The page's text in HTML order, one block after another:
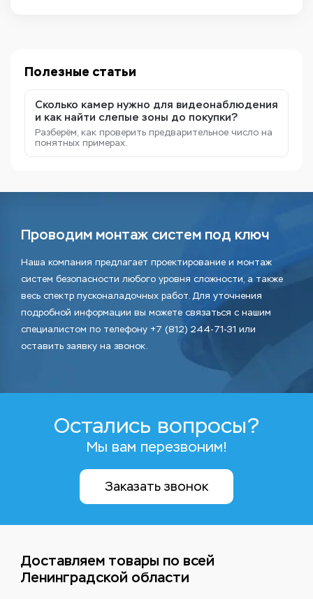
Полезные статьи
Сколько камер нужно для видеонаблюдения
и как найти слепые зоны до покупки?
Разберём, как проверить предварительное число на
понятных примерах.
Проводим монтаж систем под ключ
Наша компания предлагает проектирование и монтаж
систем безопасности любого уровня сложности, а также
весь спектр пусконаладочных работ. Для уточнения
подробной информации вы можете связаться с нашим
специалистом по телефону +7 (812) 244-71-31 или
оставить заявку на звонок.
Остались вопросы?
Мы вам перезвоним!
Заказать звонок
Доставляем товары по всей
Ленинградской области